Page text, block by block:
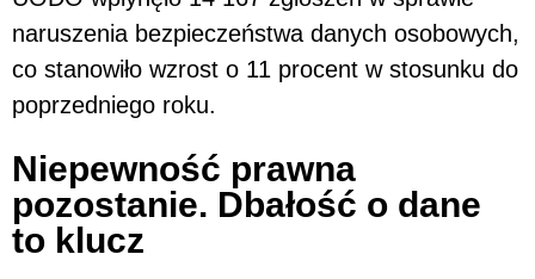
naruszenia bezpieczeństwa danych osobowych,
co stanowiło wzrost o 11 procent w stosunku do
poprzedniego roku.
Niepewność prawna
pozostanie. Dbałość o dane
to klucz